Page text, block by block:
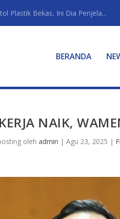
Plastik Bekas, Ini Dia Penjela...
BERANDA
NAIK,
olehadmin |Agu 23, 2025 |